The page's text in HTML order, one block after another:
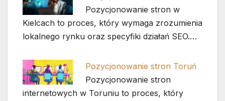
Pozycjonowanie stron w
Kielcach to proces, który wymaga zrozumienia
lokalnego rynku oraz specyfiki działań SEO.…
Pozycjonowanie stron Toruń
Pozycjonowanie stron
internetowych w Toruniu to proces, który